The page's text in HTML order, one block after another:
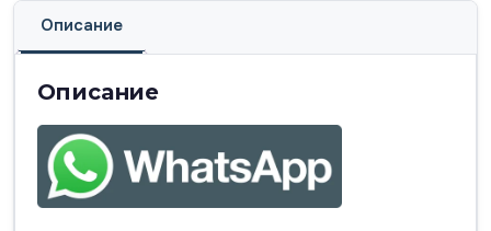
Описание
Описание